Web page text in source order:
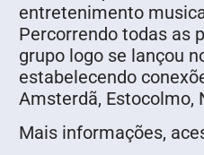
entretenimento
Percorrendo todas as
grupo logo se lançou
estabelecendo
Amsterdã, Estocolmo,
Mais informações,